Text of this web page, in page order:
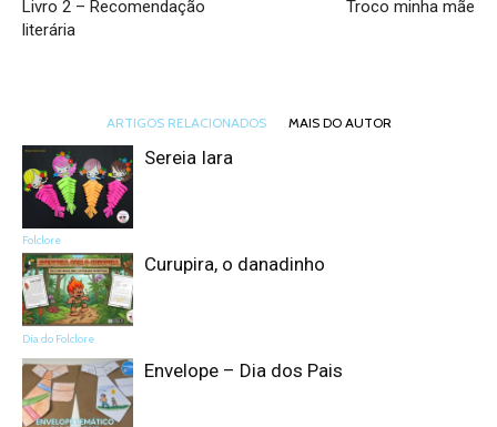
Livro 2 – Recomendação
literária
Troco minha mãe
ARTIGOS RELACIONADOS MAIS DO AUTOR
Folclore
Sereia Iara
Dia do Folclore
Curupira, o danadinho
Envelope – Dia dos Pais